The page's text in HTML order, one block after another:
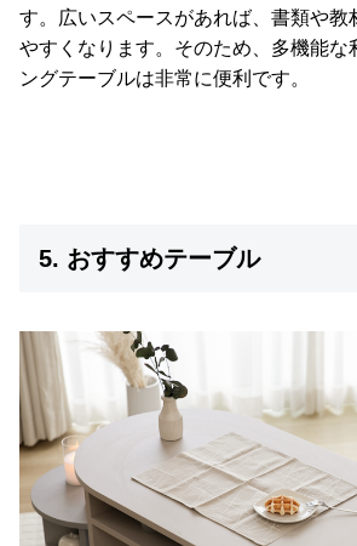
す。広いスペースがあれば、書類や教
やすくなります。そのため、多機能な
ングテーブルは非常に便利です。
5. おすすめテーブル